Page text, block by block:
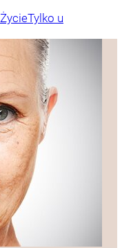
ŻycieTylko u